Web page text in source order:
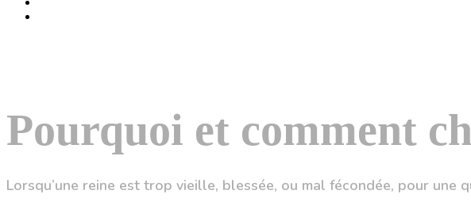
Pourquoi et comment
Lorsqu’une reine est trop vieille, blessée, ou mal fécondée, pour